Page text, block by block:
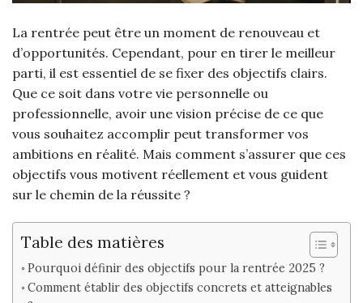
La rentrée peut être un moment de renouveau et
d’opportunités. Cependant, pour en tirer le meilleur
parti, il est essentiel de se fixer des objectifs clairs.
Que ce soit dans votre vie personnelle ou
professionnelle, avoir une vision précise de ce que
vous souhaitez accomplir peut transformer vos
ambitions en réalité. Mais comment s’assurer que ces
objectifs vous motivent réellement et vous guident
sur le chemin de la réussite ?
Table des matières
Pourquoi définir des objectifs pour la rentrée 2025 ?
Comment établir des objectifs concrets et atteignables